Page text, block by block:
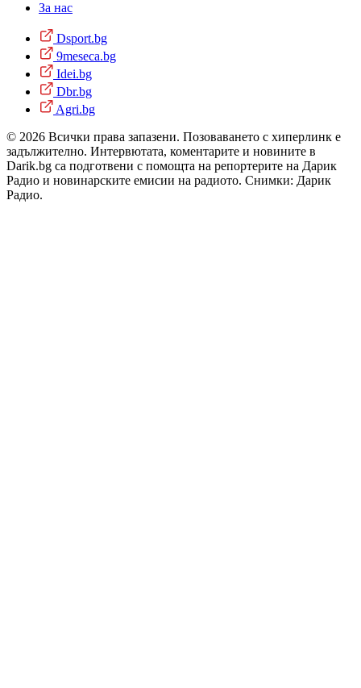
За нас
Dsport.bg
9meseca.bg
Idei.bg
Dbr.bg
Agri.bg
© 2026 Всички права запазени. Позоваването с хиперлинк е
задължително. Интервютата, коментарите и новините в
Darik.bg са подготвени с помощта на репортерите на Дарик
Радио и новинарските емисии на радиото. Снимки: Дарик
Радио.